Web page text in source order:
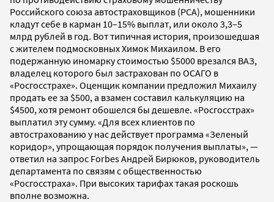
Российского союза автостраховщиков (РСА), мошенники
кладут себе в карман 10–15% выплат, или около 3,3–5
млрд рублей в год. Вот типичная история, произошедшая
с жителем подмосковных Химок Михаилом. В его
подержанную иномарку стоимостью $5000 врезался ВАЗ,
владелец которого был застрахован по ОСАГО в
«Росгосстрахе». Оценщик компании предложил Михаилу
продать ее за $500, а взамен составил калькуляцию на
$4500, хотя ремонт обошелся бы дешевле. «Росгосстрах»
выплатил эту сумму. «Для всех клиентов по
автострахованию у нас действует программа «Зеленый
коридор», упрощающая порядок получения выплаты», —
ответил на запрос Forbes Андрей Бирюков, руководитель
департамента по связям с общественностью
«Росгосстраха». При высоких тарифах такая роскошь
вполне возможна.